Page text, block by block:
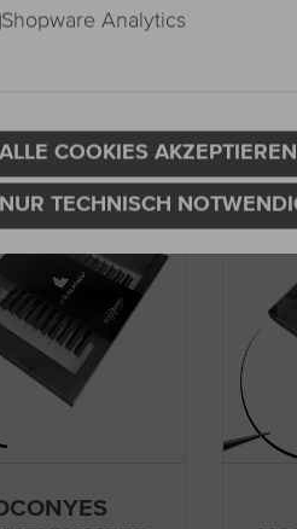
Shopware Analytics
ALLE COOKIES AKZEPTIEREN
NUR TECHNISCH